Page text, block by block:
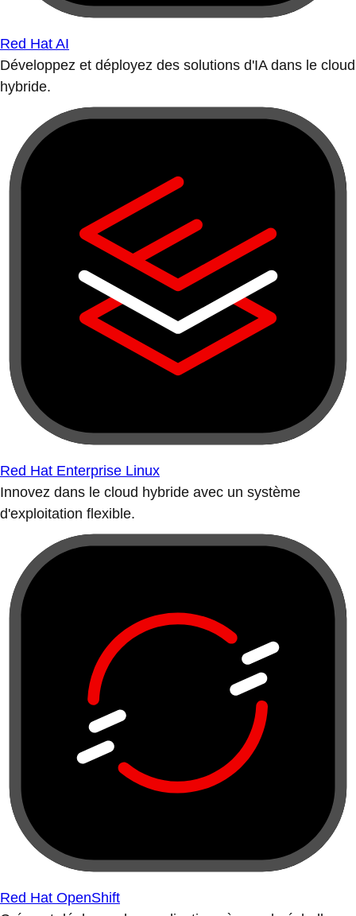
Red Hat AI
Développez et déployez des solutions d'IA dans le cloud
hybride.
Red Hat Enterprise Linux
Innovez dans le cloud hybride avec un système
d'exploitation flexible.
Red Hat OpenShift